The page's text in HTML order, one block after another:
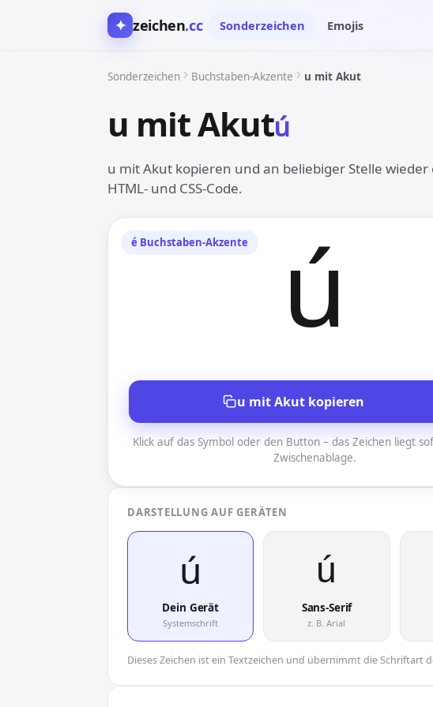
✦ zeichen.cc Sonderzeichen Emojis
Sonderzeichen Buchstaben-Akzente u mit Akut
u mit Akutú︎
u mit Akut kopieren und an beliebiger Stelle
HTML- und CSS-Code.
é︎ Buchstaben-Akzente ú︎
u mit Akut kopieren
Klick auf das Symbol oder den Button – das Zeichen liegt
Zwischenablage.
DARSTELLUNG AUF GERÄTEN
ú︎
Dein Gerät
Systemschrift
ú︎
Sans-Serif
z. B. Arial
Dieses Zeichen ist ein Textzeichen und übernimmt die